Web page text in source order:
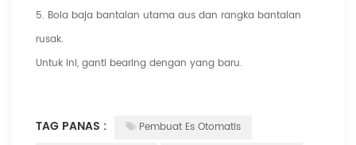
5. Bola baja bantalan utama aus dan rangka bantalan
rusak.
Untuk ini, ganti bearing dengan yang baru.
TAG PANAS :
Pembuat Es Otomatis